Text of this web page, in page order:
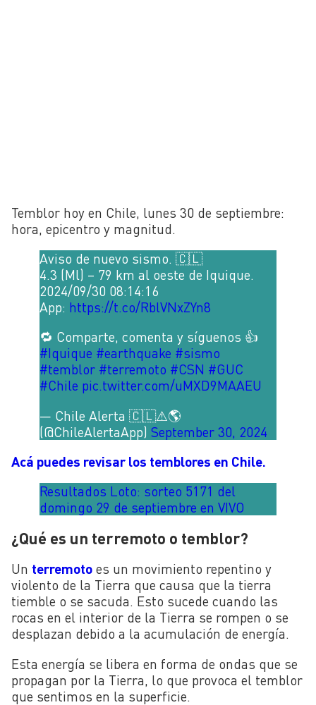
Temblor hoy en Chile, lunes 30 de septiembre:
hora, epicentro y magnitud.
Aviso de nuevo sismo. 🇨🇱
4.3 (Ml) – 79 km al oeste de Iquique.
2024/09/30 08:14:16
App: https://t.co/RblVNxZYn8
🔁 Comparte, comenta y síguenos 👍
#Iquique #earthquake #sismo
#temblor #terremoto #CSN #GUC
#Chile pic.twitter.com/uMXD9MAAEU
— Chile Alerta 🇨🇱⚠🌎
(@ChileAlertaApp) September 30, 2024
Acá puedes revisar los temblores en Chile.
Resultados Loto: sorteo 5171 del
domingo 29 de septiembre en VIVO
¿Qué es un terremoto o temblor?
Un terremoto es un movimiento repentino y
violento de la Tierra que causa que la tierra
tiemble o se sacuda. Esto sucede cuando las
rocas en el interior de la Tierra se rompen o se
desplazan debido a la acumulación de energía.
Esta energía se libera en forma de ondas que se
propagan por la Tierra, lo que provoca el temblor
que sentimos en la superficie.